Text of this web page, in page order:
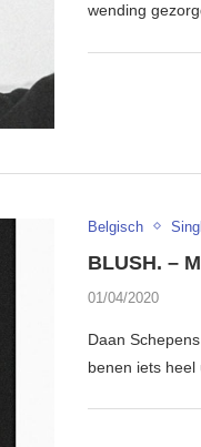
wending
Belgisch
BLUSH. –
01/04/2020
Daan
benen iets heel